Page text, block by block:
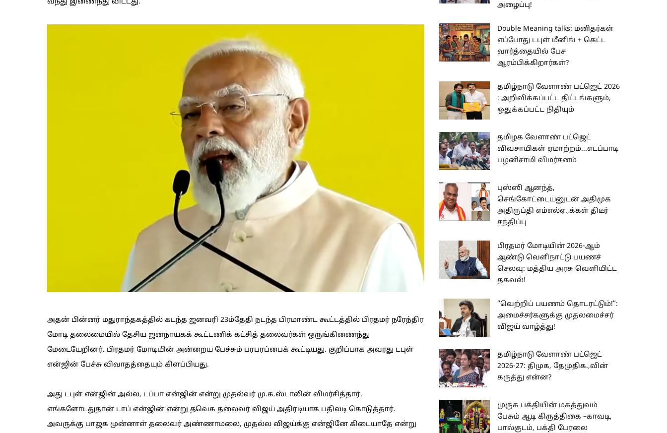
அதன் பின்னர் மதுராந்தகத்தில் கடந்த ஜனவரி 23ம்தேதி நடந்த பிரமாண்ட கூட்டத்தில் பிரதமர் நரேந்திர
மோடி தலைமையில் தேசிய ஜனநாயகக் கூட்டணிக் கட்சித் தலைவர்கள் ஒருங்கிணைந்து
மேடையேறினர். பிரதமர் மோடியின் அன்றைய பேச்சும் பரபரப்பைக் கூட்டியது. குறிப்பாக அவரது டபுள்
என்ஜின் பேச்சு விவாதத்தையும் கிளப்பியது.
அது டபுள் என்ஜின் அல்ல, டப்பா என்ஜின் என்று முதல்வர் மு.க.ஸ்டாலின் விமர்சித்தார்.
எங்களோடதுதான் டாப் என்ஜின் என்று தவெக தலைவர் விஜய் அதிரடியாக பதிலடி கொடுத்தார்.
அவருக்கு பாஜக முன்னாள் தலைவர் அண்ணாமலை, முதல்ல விஜய்க்கு என்ஜினே கிடையாதே என்று
அழைப்பு!
Double Meaning talks: மனிதர்கள்
எப்போது டபுள் மீனிங் + கெட்ட
வார்த்தையில் பேச
ஆரம்பிக்கிறார்கள்?
தமிழ்நாடு வேளாண் பட்ஜெட் 2026
: அறிவிக்கப்பட்ட திட்டங்களும்,
ஒதுக்கப்பட்ட நிதியும்
தமிழக வேளாண் பட்ஜெட்
விவசாயிகள் ஏமாற்றம்...எடப்பாடி
பழனிசாமி விமர்சனம்
புஸ்ஸி ஆனந்த்,
செங்கோட்டையனுடன் அதிமுக
அதிருப்தி எம்எல்ஏ.,க்கள் திடீர்
சந்திப்பு
பிரதமர் மோடியின் 2026-ஆம்
ஆண்டு வெளிநாட்டு பயணச்
செலவு: மத்திய அரசு வெளியிட்ட
தகவல்!
“வெற்றிப் பயணம் தொடரட்டும்!”:
அமைச்சர்களுக்கு முதலமைச்சர்
விஜய் வாழ்த்து!
தமிழ்நாடு வேளாண் பட்ஜெட்
2026-27: திமுக, தேமுதிக.,வின்
கருத்து என்ன?
முருக பக்தியின் மகத்துவம்
பேசும் ஆடி கிருத்திகை –காவடி,
பால்குடம், பக்தி பேரலை